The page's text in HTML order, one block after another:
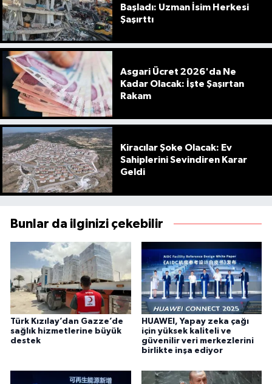
Başladı: Uzman İsim Herkesi
Şaşırttı
Asgari Ücret 2026'da Ne
Kadar Olacak: İşte Şaşırtan
Rakam
Kiracılar Şoke Olacak: Ev
Sahiplerini Sevindiren Karar
Geldi
Bunlar da ilginizi çekebilir
Türk Kızılay’dan Gazze’de
sağlık hizmetlerine büyük
destek
HUAWEI, Yapay zeka çağı
için yüksek kaliteli ve
güvenilir veri merkezlerini
birlikte inşa ediyor